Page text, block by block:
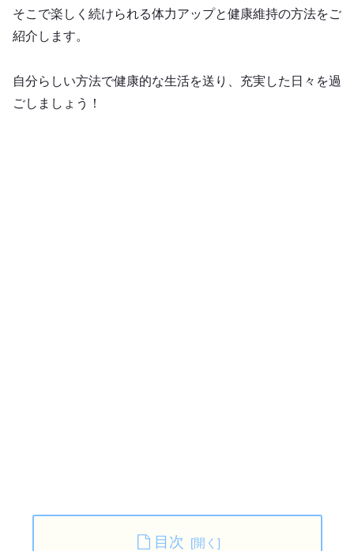
そこで楽しく続けられる体力アップと健康維持の方法をご
紹介します。
自分らしい方法で健康的な生活を送り、充実した日々を過
ごしましょう！
目次